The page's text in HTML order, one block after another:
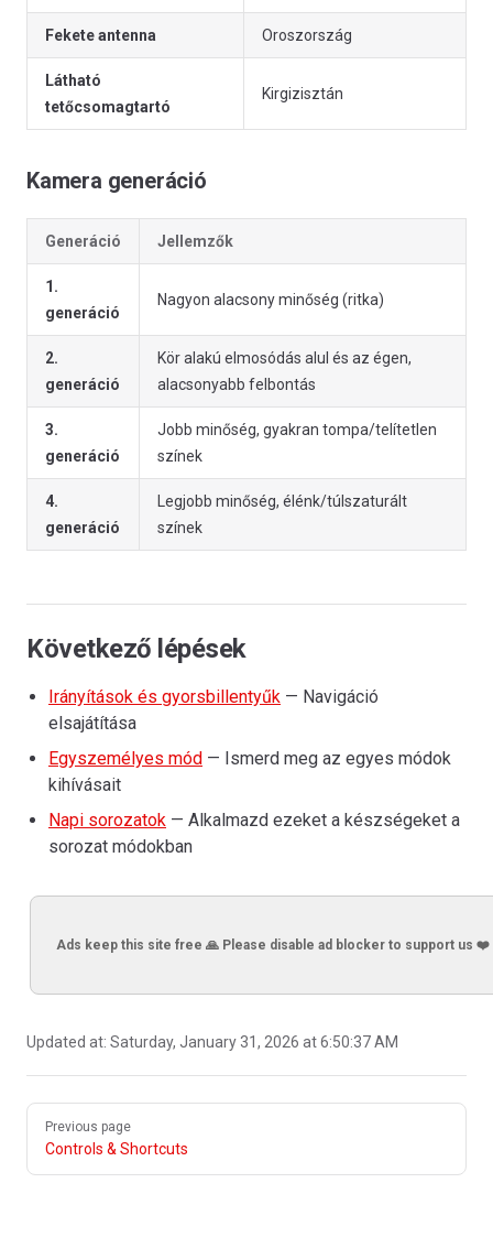
Fekete antenna Oroszország
Látható
tetőcsomagtartó
Kirgizisztán
Kamera generáció
Generáció Jellemzők
1.
generáció
Nagyon alacsony minőség (ritka)
2.
generáció
Kör alakú elmosódás alul és az égen,
alacsonyabb felbontás
3.
generáció
Jobb minőség, gyakran tompa/telítetlen
színek
4.
generáció
Legjobb minőség, élénk/túlszaturált
színek
Következő lépések
Irányítások és gyorsbillentyűk — Navigáció
elsajátítása
Egyszemélyes mód — Ismerd meg az egyes módok
kihívásait
Napi sorozatok — Alkalmazd ezeket a készségeket a
sorozat módokban
Ads keep this site free 🙏 Please disable ad blocker to support us ❤️
Updated at: Saturday, January 31, 2026 at 6:50:37 AM
Pager
Previous page
Controls & Shortcuts